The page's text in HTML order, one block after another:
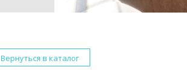
Вернуться в каталог